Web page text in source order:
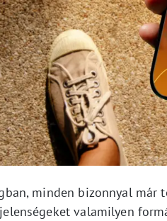
minden bizonnyal már
valamilyen